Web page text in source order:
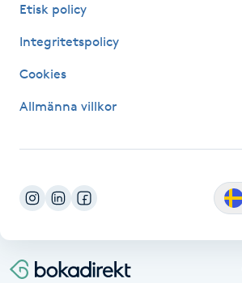
Kemisk peeling
Keratinbehandling
Etisk policy
Integritetspolicy
Cookies
Allmänna villkor